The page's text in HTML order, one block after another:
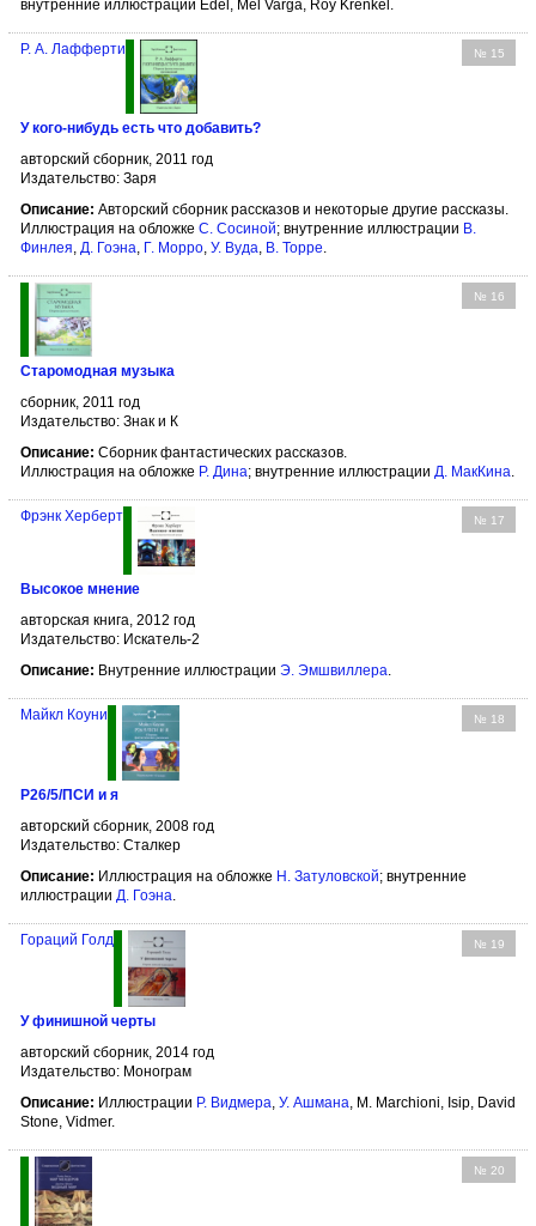
внутренние иллюстрации Edel, Mel Varga, Roy Krenkel.
№ 15
Р. А. Лафферти
У кого-нибудь есть что добавить?
авторский сборник, 2011 год
Издательство: Заря
Описание: Авторский сборник рассказов и некоторые другие рассказы.
Иллюстрация на обложке С. Сосиной; внутренние иллюстрации В.
Финлея, Д. Гоэна, Г. Морро, У. Вуда, В. Торре.
№ 16
Старомодная музыка
сборник, 2011 год
Издательство: Знак и К
Описание: Сборник фантастических рассказов.
Иллюстрация на обложке Р. Дина; внутренние иллюстрации Д. МакКина
№ 17
Фрэнк Херберт
Высокое мнение
авторская книга, 2012 год
Издательство: Искатель-2
Описание: Внутренние иллюстрации Э. Эмшвиллера.
№ 18
Майкл Коуни
Р26/5/ПСИ и я
авторский сборник, 2008 год
Издательство: Сталкер
Описание: Иллюстрация на обложке Н. Затуловской; внутренние
иллюстрации Д. Гоэна.
№ 19
Гораций Голд
У финишной черты
авторский сборник, 2014 год
Издательство: Монограм
Описание: Иллюстрации Р. Видмера У. Ашмана , M. Marchioni, Isip, David
Stone, Vidmer.
№ 20